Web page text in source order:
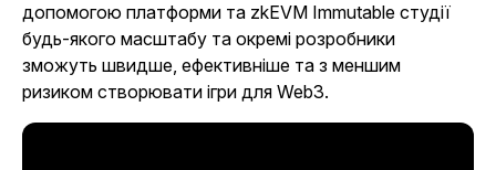
допомогою платформи та zkEVM Immutable студії
будь-якого масштабу та окремі розробники
зможуть швидше, ефективніше та з меншим
ризиком створювати ігри для Web3.